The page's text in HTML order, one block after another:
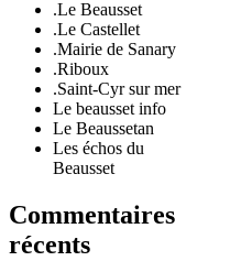
.Le Beausset
.Le Castellet
.Mairie de Sanary
.Riboux
.Saint-Cyr sur mer
Le beausset info
Le Beaussetan
Les échos du
Beausset
Commentaires
récents